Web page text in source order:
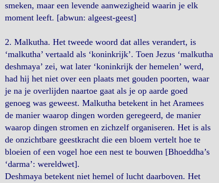
smeken, maar een levende aanwezigheid waarin je elk
moment leeft. [abwun: algeest-geest]
2. Malkutha. Het tweede woord dat alles verandert, is
‘malkutha’ vertaald als ‘koninkrijk’. Toen Jezus ‘malkutha
deshmaya’ zei, wat later ‘koninkrijk der hemelen’ werd,
had hij het niet over een plaats met gouden poorten, waar
je na je overlijden naartoe gaat als je op aarde goed
genoeg was geweest. Malkutha betekent in het Aramees
de manier waarop dingen worden geregeerd, de manier
waarop dingen stromen en zichzelf organiseren. Het is als
de onzichtbare geestkracht die een bloem vertelt hoe te
bloeien of een vogel hoe een nest te bouwen [Bhoeddha’s
‘darma’: wereldwet].
Deshmaya betekent niet hemel of lucht daarboven. Het